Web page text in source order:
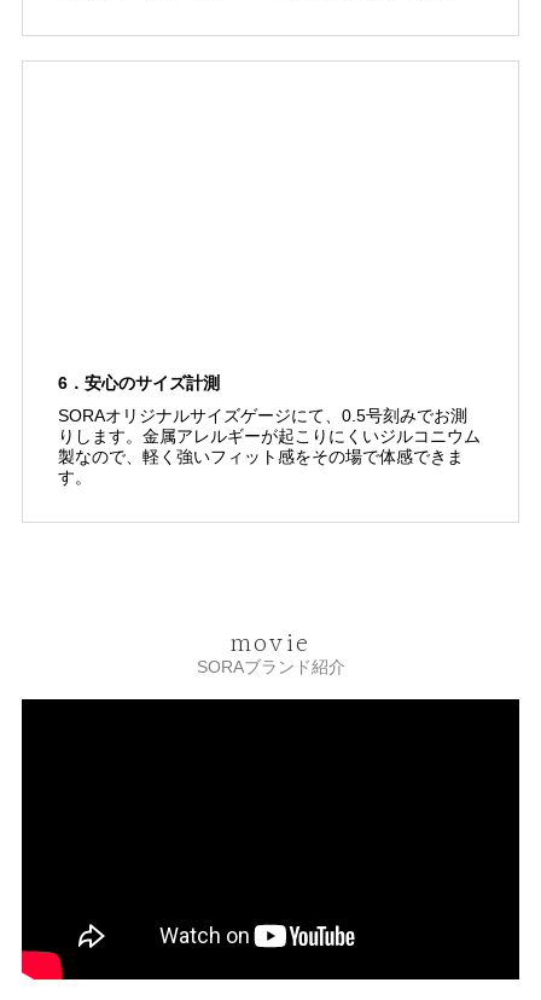
6．安心のサイズ計測
SORAオリジナルサイズゲージにて、0.5号刻みでお測
りします。金属アレルギーが起こりにくいジルコニウム
製なので、軽く強いフィット感をその場で体感できま
す。
movie
SORAブランド紹介